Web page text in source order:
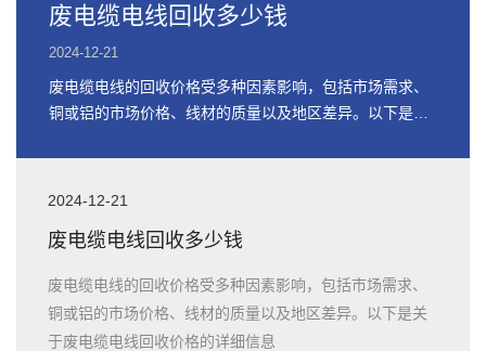
废电缆电线回收多少钱
2024-12-21
废电缆电线的回收价格受多种因素影响，包括市场需求、
铜或铝的市场价格、线材的质量以及地区差异。以下是关
2024-12-21
废电缆电线回收多少钱
废电缆电线的回收价格受多种因素影响，包括市场需求、
铜或铝的市场价格、线材的质量以及地区差异。以下是关
于废电缆电线回收价格的详细信息